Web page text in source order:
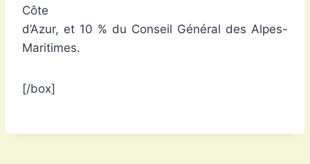
Côte
d’Azur, et 10 % du Conseil Général des Alpes-
Maritimes.
[/box]